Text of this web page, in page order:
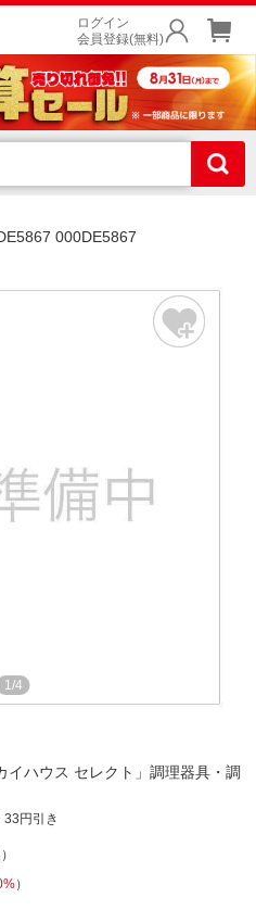
ログイン
会員登録(無料)
000DE5867
1/4
イハウス セレクト」調理器具・調
33円引き
）